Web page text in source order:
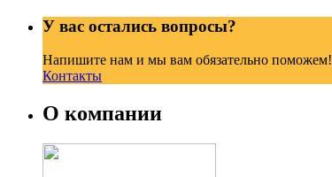
У вас остались вопросы?
Напишите нам и мы вам обязательно поможем!
Контакты
О компании